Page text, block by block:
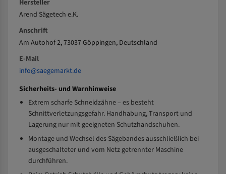
Hersteller
Arend Sägetech e.K.
Anschrift
Am Autohof 2, 73037 Göppingen, Deutschland
E-Mail
info@saegemarkt.de
Sicherheits- und Warnhinweise
Extrem scharfe Schneidzähne – es besteht
Schnittverletzungsgefahr. Handhabung, Transport und
Lagerung nur mit geeigneten Schutzhandschuhen.
Montage und Wechsel des Sägebandes ausschließlich bei
ausgeschalteter und vom Netz getrennter Maschine
durchführen.